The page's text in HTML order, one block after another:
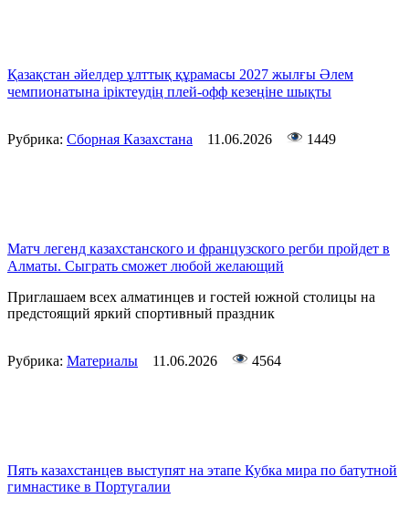
Қазақстан әйелдер ұлттық құрамасы 2027 жылғы Әлем
чемпионатына іріктеудің плей-офф кезеңіне шықты
Рубрика: Сборная Казахстана 11.06.2026 1449
Матч легенд казахстанского и французского регби пройдет в
Алматы. Сыграть сможет любой желающий
Приглашаем всех алматинцев и гостей южной столицы на
предстоящий яркий спортивный праздник
Рубрика: Материалы 11.06.2026 4564
Пять казахстанцев выступят на этапе Кубка мира по батутной
гимнастике в Португалии